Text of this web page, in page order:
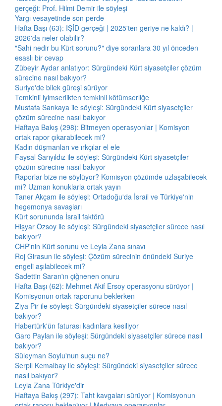
gerçeği: Prof. Hilmi Demir ile söyleşi
Yargı vesayetinde son perde
Hafta Başı (63): IŞİD gerçeği | 2025'ten geriye ne kaldı? |
2026'da neler olabilir?
"Sahi nedir bu Kürt sorunu?" diye soranlara 30 yıl önceden
esaslı bir cevap
Zübeyir Aydar anlatıyor: Sürgündeki Kürt siyasetçiler çözüm
sürecine nasıl bakıyor?
Suriye'de bilek güreşi sürüyor
Temkinli iyimserlikten temkinli kötümserliğe
Mustafa Sarıkaya ile söyleşi: Sürgündeki Kürt siyasetçiler
çözüm sürecine nasıl bakıyor
Haftaya Bakış (298): Bitmeyen operasyonlar | Komisyon
ortak rapor çıkarabilecek mi?
Kadın düşmanları ve ırkçılar el ele
Faysal Sarıyıldız ile söyleşi: Sürgündeki Kürt siyasetçiler
çözüm sürecine nasıl bakıyor
Raporlar bize ne söylüyor? Komisyon çözümde uzlaşabilecek
mi? Uzman konuklarla ortak yayın
Taner Akçam ile söyleşi: Ortadoğu'da İsrail ve Türkiye'nin
hegemonya savaşları
Kürt sorununda İsrail faktörü
Hişyar Özsoy ile söyleşi: Sürgündeki siyasetçiler sürece nasıl
bakıyor?
CHP'nin Kürt sorunu ve Leyla Zana sınavı
Roj Girasun ile söyleşi: Çözüm sürecinin önündeki Suriye
engeli aşılabilecek mi?
Sadettin Saran'ın çiğnenen onuru
Hafta Başı (62): Mehmet Akif Ersoy operasyonu sürüyor |
Komisyonun ortak raporunu beklerken
Ziya Pir ile söyleşi: Sürgündeki siyasetçiler sürece nasıl
bakıyor?
Habertürk'ün faturası kadınlara kesiliyor
Garo Paylan ile söyleşi: Sürgündeki siyasetçiler sürece nasıl
bakıyor?
Süleyman Soylu'nun suçu ne?
Serpil Kemalbay ile söyleşi: Sürgündeki siyasetçiler sürece
nasıl bakıyor?
Leyla Zana Türkiye'dir
Haftaya Bakış (297): Taht kavgaları sürüyor | Komisyonun